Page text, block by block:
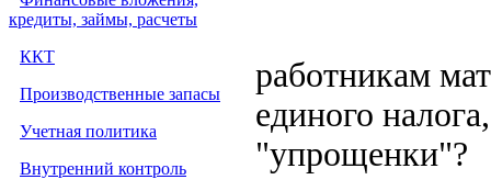
кредиты, займы, расчеты
ККТ
Производственные запасы
Учетная политика
Внутренний контроль
работникам
единого
"упрощенки"?